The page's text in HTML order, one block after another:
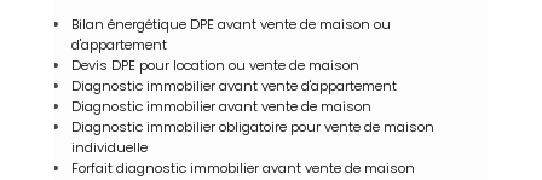
Bilan énergétique DPE avant vente de maison ou
d'appartement
Devis DPE pour location ou vente de maison
Diagnostic immobilier avant vente d'appartement
Diagnostic immobilier avant vente de maison
Diagnostic immobilier obligatoire pour vente de maison
individuelle
Forfait diagnostic immobilier avant vente de maison